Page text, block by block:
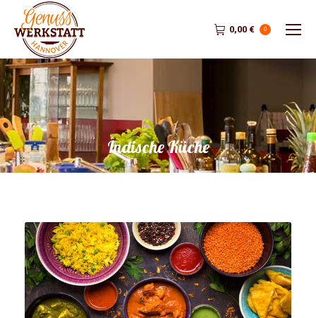
0,00 € 0
Indische Küche